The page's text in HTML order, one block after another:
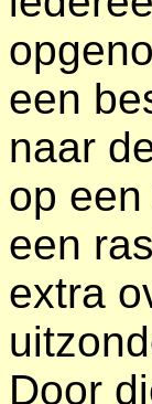
een
naar
op
een
extra
Door